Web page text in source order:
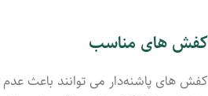
کفش‌ های مناسب
کفش ‌های پاشنه‌دار می ‌توانند باعث عدم